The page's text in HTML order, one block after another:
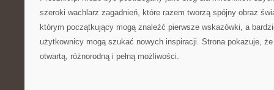
szeroki wachlarz zagadnień, które razem tworzą spójny obraz
którym początkujący mogą znaleźć pierwsze wskazówki, a
użytkownicy mogą szukać nowych inspiracji. Strona pokazuje,
otwartą, różnorodną i pełną możliwości.